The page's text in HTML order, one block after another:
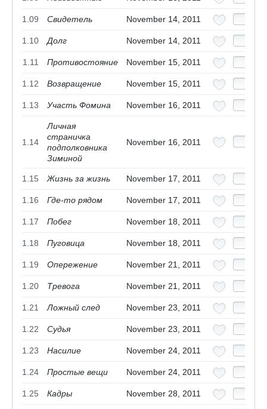
1.09 Свидетель November 14, 2011
1.10 Долг November 14, 2011
1.11 Противостояние November 15, 2011
1.12 Возвращение November 15, 2011
1.13 Участь Фомина November 16, 2011
1.14
Личная
страничка
подполковника
Зиминой
November 16, 2011
1.15 Жизнь за жизнь November 17, 2011
1.16 Где-то рядом November 17, 2011
1.17 Побег November 18, 2011
1.18 Пуговица November 18, 2011
1.19 Опережение November 21, 2011
1.20 Тревога November 21, 2011
1.21 Ложный след November 23, 2011
1.22 Судья November 23, 2011
1.23 Насилие November 24, 2011
1.24 Простые вещи November 24, 2011
1.25 Кадры November 28, 2011